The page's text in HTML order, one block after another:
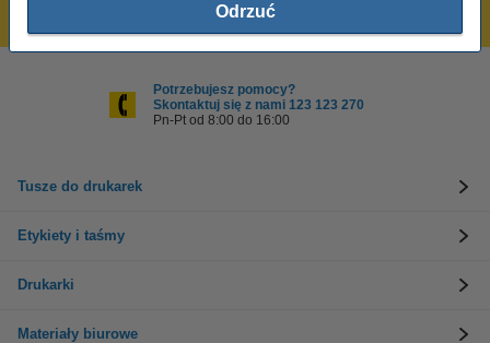
Odrzuć
Potrzebujesz pomocy?
Skontaktuj się z nami 123 123 270
Pn-Pt od 8:00 do 16:00
Tusze do drukarek
Etykiety i taśmy
Drukarki
Materiały biurowe